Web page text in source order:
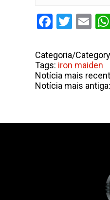
Categoria/
Tags: iron maiden
Notícia mais
Notícia mais antiga: